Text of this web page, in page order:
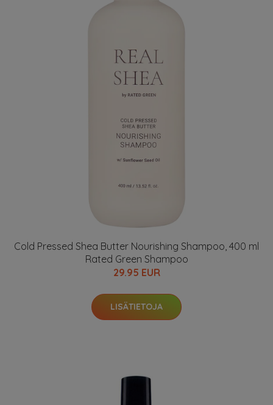
Cold Pressed Shea Butter Nourishing Shampoo, 400 ml
Rated Green Shampoo
29.95 EUR
LISÄTIETOJA